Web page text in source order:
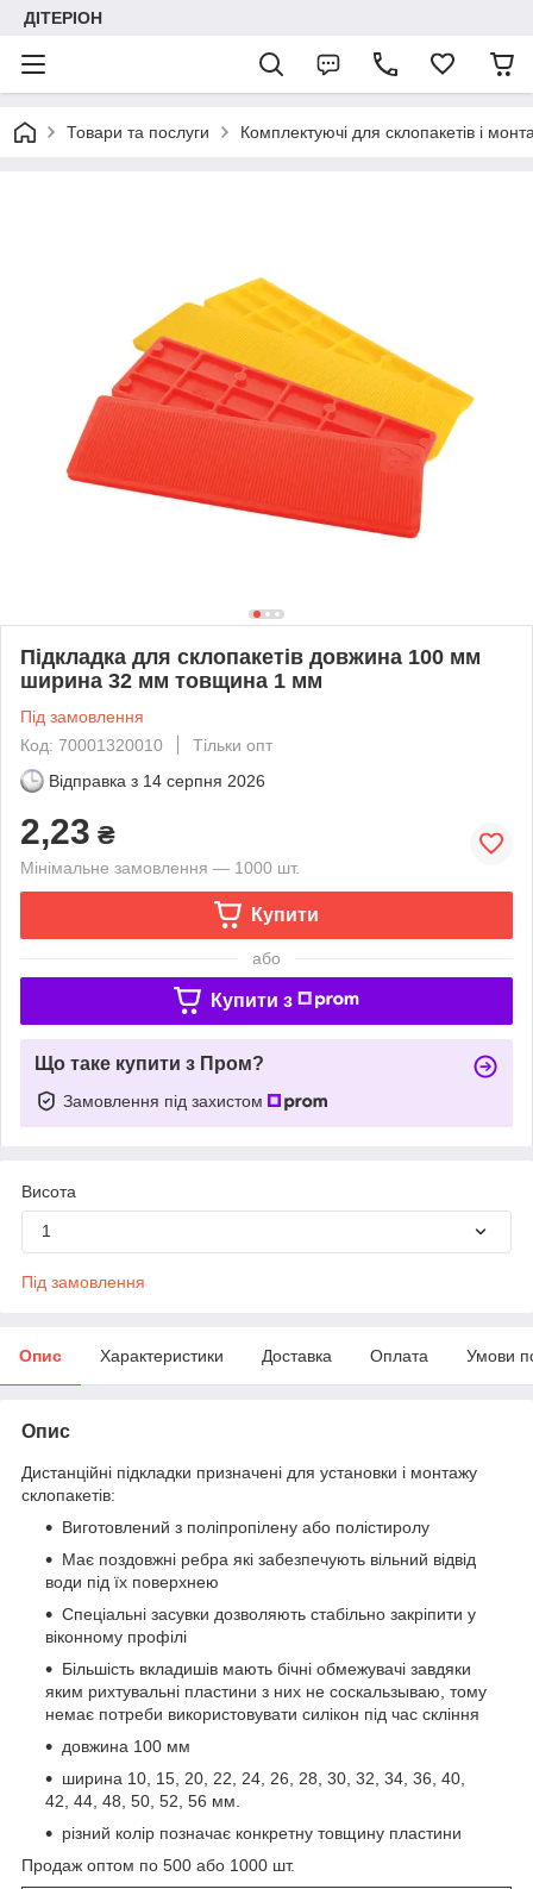
ДІТЕРІОН
Товари та послуги Комплектуючі для склопакетів і
Підкладка для склопакетів довжина 100 мм
ширина 32 мм товщина 1 мм
Під замовлення
Код: 70001320010
Тільки опт
Відправка з 14 серпня 2026
2,23 ₴
Мінімальне замовлення — 1000 шт.
Купити
або
Купити з
Що таке купити з Пром?
Замовлення під захистом
Висота
1
Під замовлення
Опис Характеристики Доставка Оплата Умови
Опис
Дистанційні підкладки призначені для установки і монтажу
склопакетів:
Виготовлений з поліпропілену або полістиролу
Має поздовжні ребра які забезпечують вільний відвід
води під їх поверхнею
Спеціальні засувки дозволяють стабільно закріпити у
віконному профілі
Більшість вкладишів мають бічні обмежувачі завдяки
яким рихтувальні пластини з них не соскальзываю, тому
немає потреби використовувати силікон під час скління
довжина 100 мм
ширина 10, 15, 20, 22, 24, 26, 28, 30, 32, 34, 36, 40,
42, 44, 48, 50, 52, 56 мм.
різний колір позначає конкретну товщину пластини
Продаж оптом по 500 або 1000 шт.